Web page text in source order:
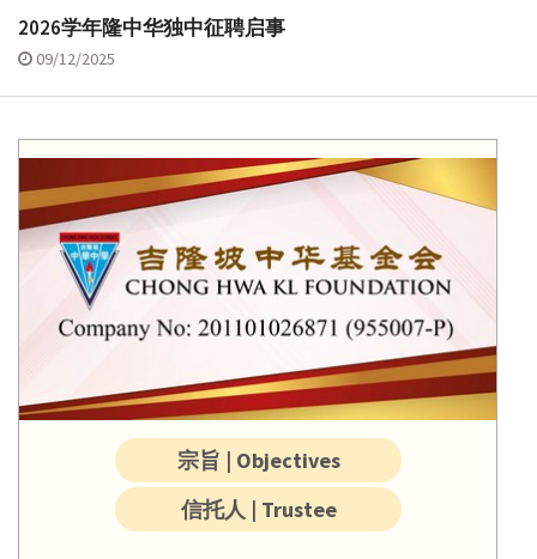
2026学年隆中华独中征聘启事
09/12/2025
宗旨 | Objectives
信托人 | Trustee